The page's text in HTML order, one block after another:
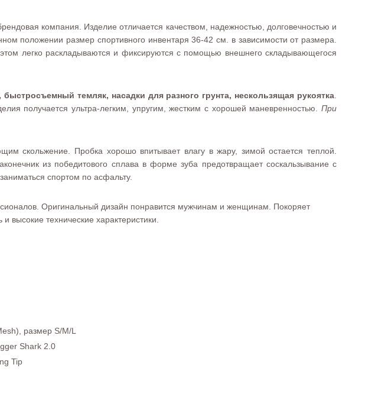
компания. Изделие отличается качеством, надежностью, долговечностью и
положении размер спортивного инвентаря 36-42 см. в зависимости от размера.
легко раскладываются и фиксируются с помощью внешнего складывающегося
темляк, насадки для разного грунта, нескользящая рукоятка
получается ультра-легким, упругим, жестким с хорошей маневренностью. При
скольжение. Пробка хорошо впитывает влагу в жару, зимой остается теплой.
из победитового сплава в форме зуба предотвращает соскальзывание с
спортом по асфальту.
Оригинальный дизайн понравится мужчинам и женщинам. Покоряет
высокие технические характеристики.
размер S/M/L
Shark 2.0
Tip